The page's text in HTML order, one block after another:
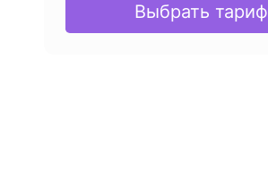
Выбрать тариф